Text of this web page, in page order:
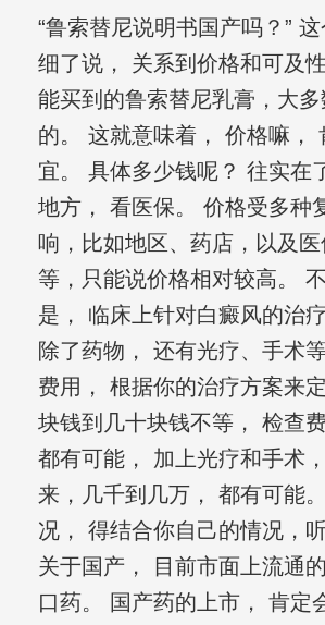
“鲁索替尼说明书国产吗？”
细了说， 关系到价格和可及
能买到的鲁索替尼乳膏，大多
的。 这就意味着， 价格嘛，
宜。 具体多少钱呢？ 往实在
地方， 看医保。 价格受多种
响，比如地区、药店，以及
等，只能说价格相对较高。
是， 临床上针对白癜风的治
除了药物， 还有光疗、手术
费用， 根据你的治疗方案来
块钱到几十块钱不等， 检查
都有可能， 加上光疗和手术
来，几千到几万， 都有可能
况， 得结合你自己的情况，
关于国产， 目前市面上流通
口药。 国产药的上市， 肯定